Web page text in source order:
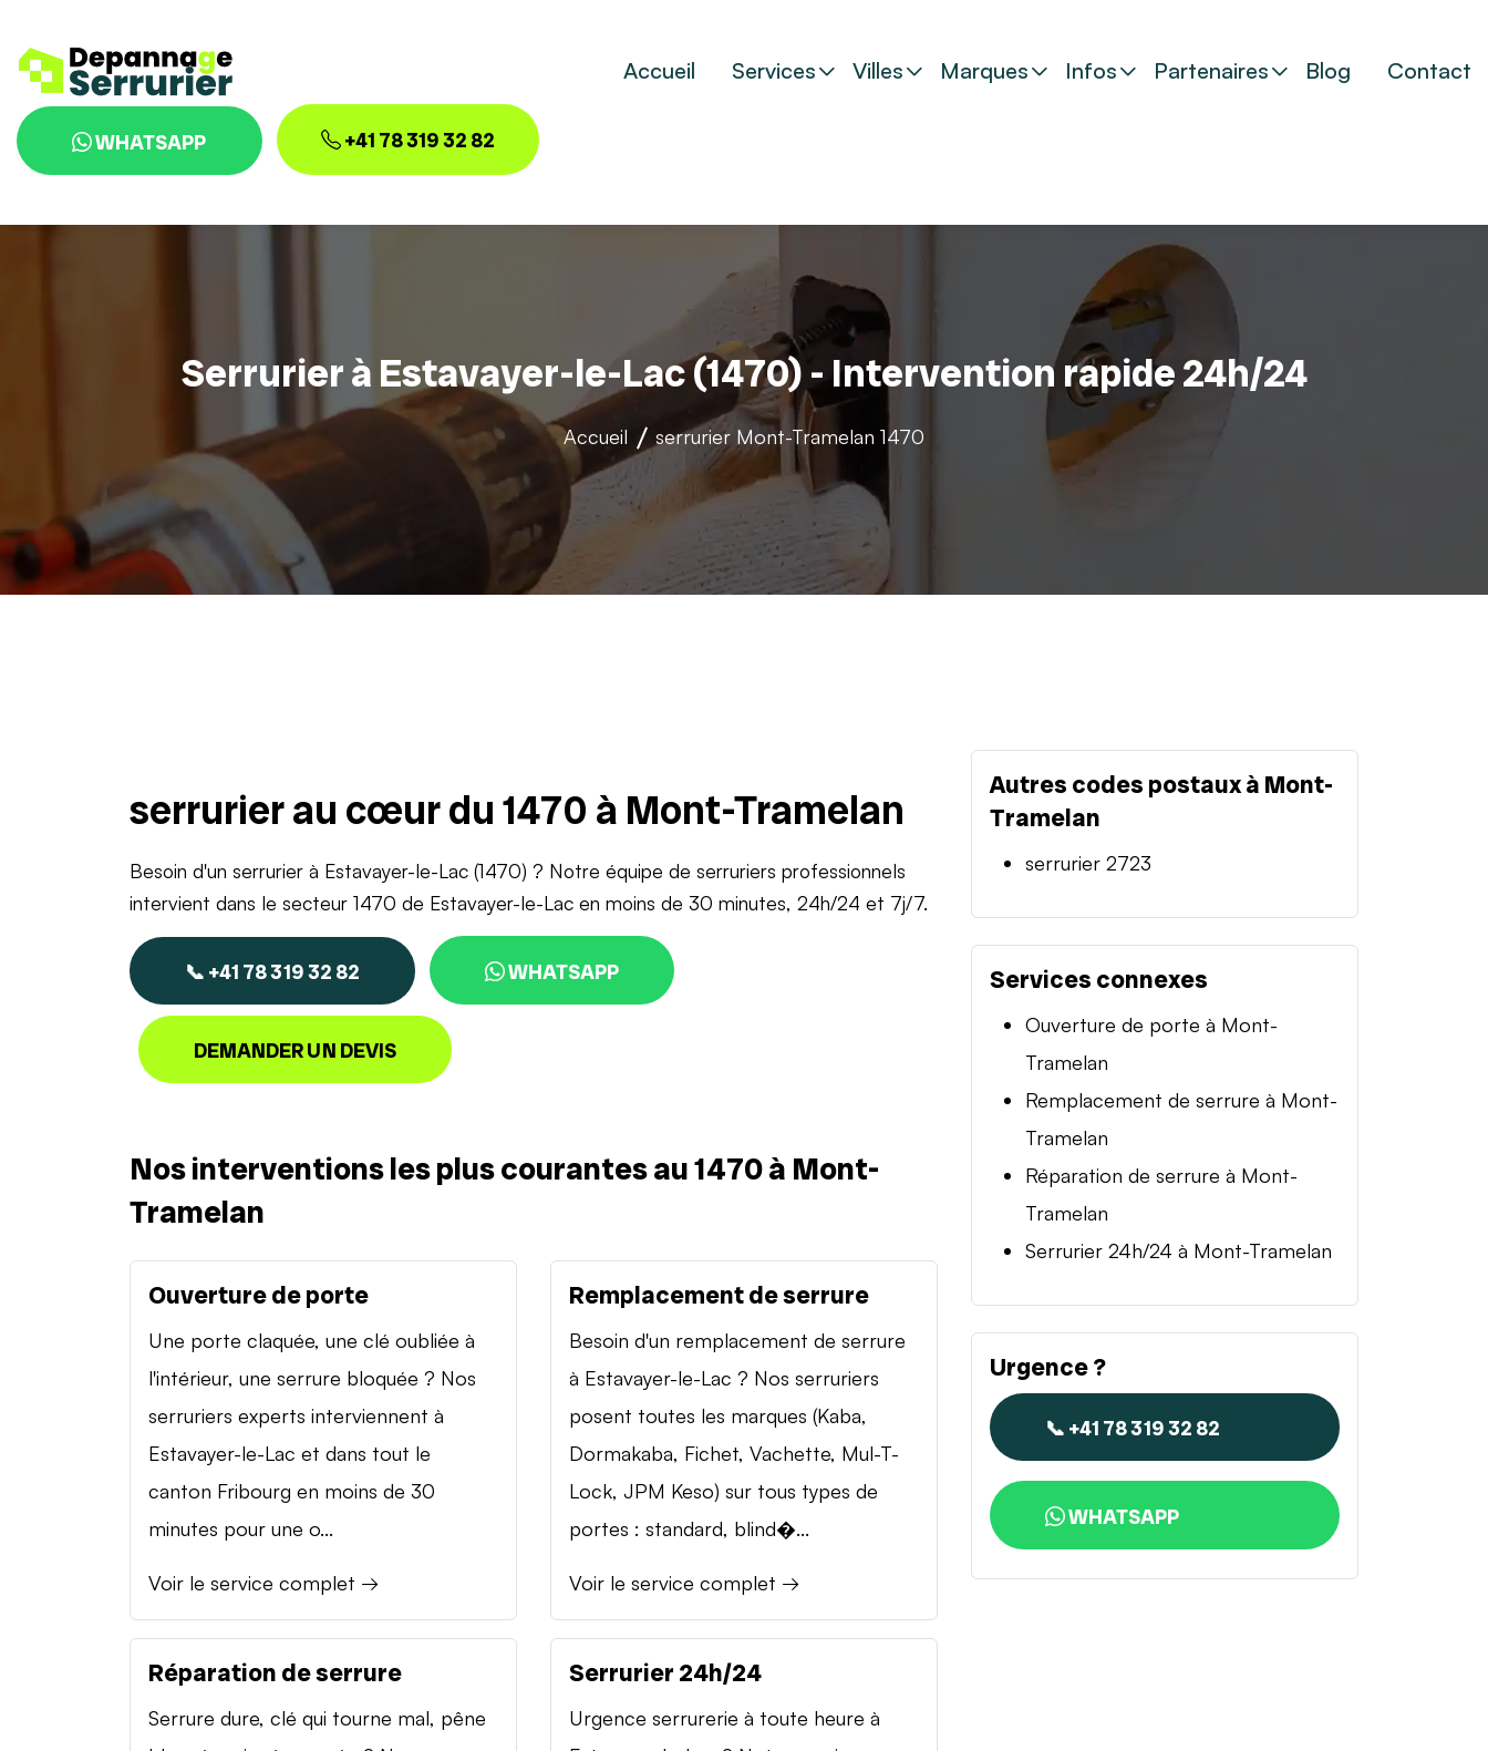
Accueil Services Villes Marques Infos Partenaires Blog Contact
WHATSAPP +41 78 319 32 82
Serrurier à Estavayer-le-Lac (1470) - Intervention rapide 24h/24
Accueil serrurier Mont-Tramelan 1470
serrurier au cœur du 1470 à Mont-Tramelan
Besoin d'un serrurier à Estavayer-le-Lac (1470) ? Notre équipe de serruriers professionnels
intervient dans le secteur 1470 de Estavayer-le-Lac en moins de 30 minutes, 24h/24 et 7j/7.
📞 +41 78 319 32 82 WHATSAPP
DEMANDER UN DEVIS
Nos interventions les plus courantes au 1470 à Mont-
Tramelan
Ouverture de porte
Une porte claquée, une clé oubliée à
l'intérieur, une serrure bloquée ? Nos
serruriers experts interviennent à
Estavayer-le-Lac et dans tout le
canton Fribourg en moins de 30
minutes pour une o...
Voir le service complet →
Remplacement de serrure
Besoin d'un remplacement de serrure
à Estavayer-le-Lac ? Nos serruriers
posent toutes les marques (Kaba,
Dormakaba, Fichet, Vachette, Mul-T-
Lock, JPM Keso) sur tous types de
portes : standard, blind�...
Voir le service complet →
Réparation de serrure
Serrure dure, clé qui tourne mal, pêne
Serrurier 24h/24
Urgence serrurerie à toute heure à
Autres codes postaux à Mont-
Tramelan
serrurier 2723
Services connexes
Ouverture de porte à Mont-
Tramelan
Remplacement de serrure à Mont-
Tramelan
Réparation de serrure à Mont-
Tramelan
Serrurier 24h/24 à Mont-Tramelan
Urgence ?
📞 +41 78 319 32 82
WHATSAPP